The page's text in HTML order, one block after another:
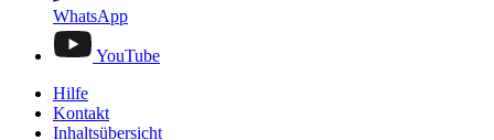
WhatsApp
YouTube
Hilfe
Kontakt
Inhaltsübersicht